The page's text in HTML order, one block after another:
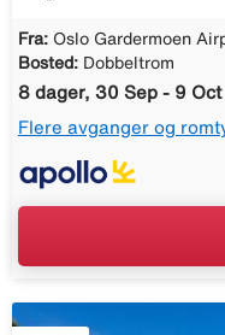
Fra: Oslo Gardermoen
Bosted: Dobbeltrom
8 dager, 30 Sep - 9 Oct
Flere avganger og